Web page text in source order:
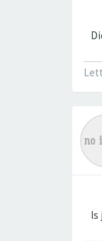
Is